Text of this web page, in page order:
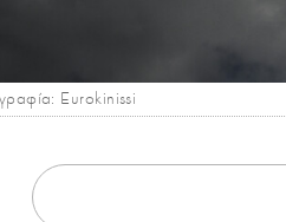
Eurokinissi